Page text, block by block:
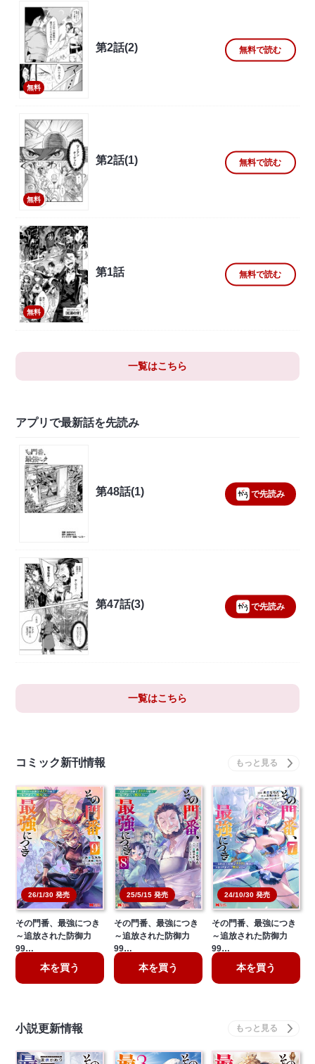
無料
第2話(2) 無料で読む
無料
第2話(1) 無料で読む
無料
第1話 無料で読む
一覧はこちら
アプリで最新話を先読み
第48話(1) で先読み
第47話(3) で先読み
一覧はこちら
コミック新刊情報
26/1/30 発売
その門番、最強につき
～追放された防御力
99…
本を買う
25/5/15 発売
その門番、最強につき
～追放された防御力
99…
本を買う
24/10/30 発売
その門番、最強につき
～追放された防御力
99…
本を買う
小説更新情報